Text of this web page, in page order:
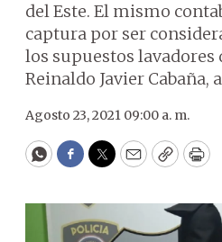
del Este. El mismo
captura por ser
los supuestos
Reinaldo Javier Cabaña,
Agosto 23, 2021 09:00 a. m.
WhatsApp
Facebook
Twitter
EmailCopy